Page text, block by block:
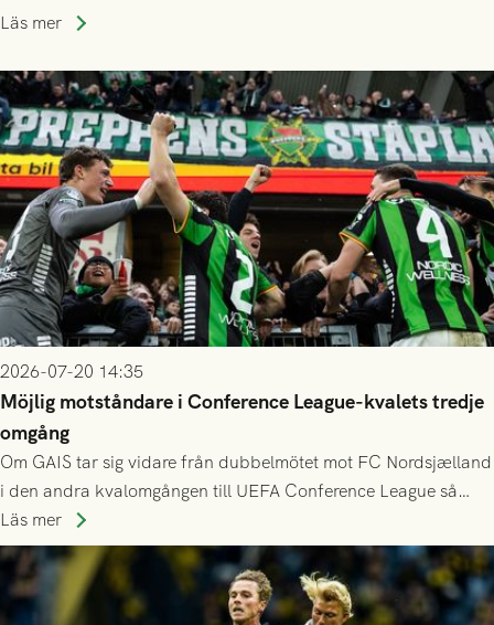
publiksnitt, ett lag med både kollektiv styrka och individuell
Läs mer
2026-07-20 14:35
Möjlig motståndare i Conference League-kvalets tredje
omgång
Om GAIS tar sig vidare från dubbelmötet mot FC Nordsjælland
i den andra kvalomgången till UEFA Conference League så
spelas den tredje kvalomgången kort därpå. Motståndare blir
då vinnaren i mötet mellan isländska Valur och HŠK Zrinjski
Mostar från Bosnien och Hercegovina.
Läs mer